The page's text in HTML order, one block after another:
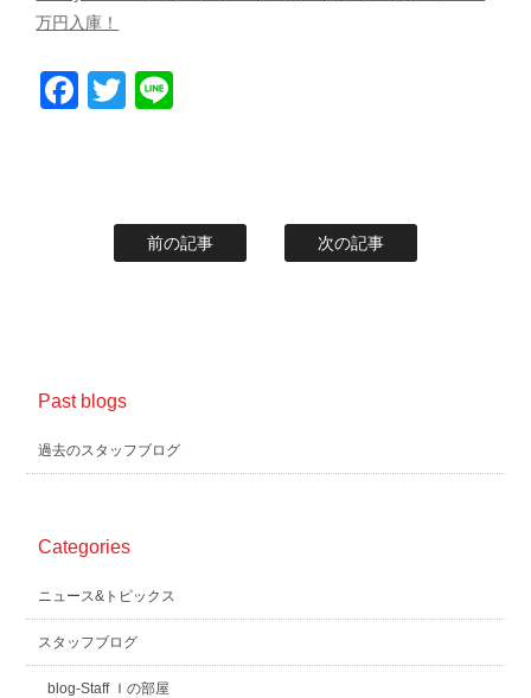
万円入庫！
Facebook
Twitter
前の記事 次の記事
Past blogs
過去のスタッフブログ
Categories
ニュース&トピックス
スタッフブログ
blog-Staff Ｉの部屋